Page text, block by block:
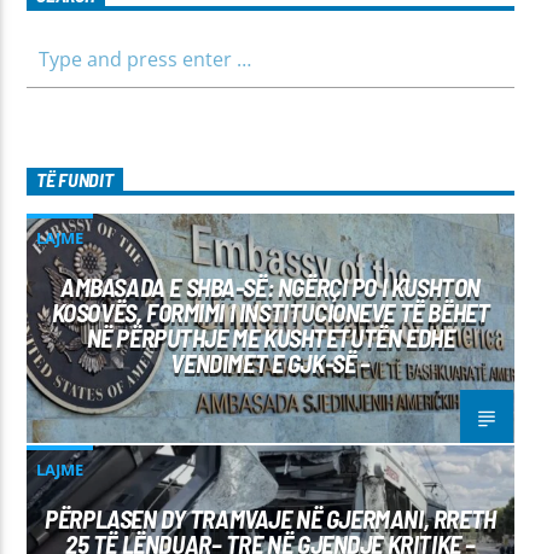
TË FUNDIT
LAJME
AMBASADA E SHBA-SË: NGËRÇI PO I KUSHTON
KOSOVËS, FORMIMI I INSTITUCIONEVE TË BËHET
NË PËRPUTHJE ME KUSHTETUTËN EDHE
VENDIMET E GJK-SË –
LAJME
PËRPLASEN DY TRAMVAJE NË GJERMANI, RRETH
25 TË LËNDUAR– TRE NË GJENDJE KRITIKE –